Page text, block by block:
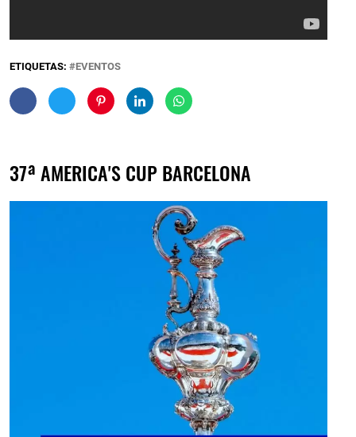
ETIQUETAS: EVENTOS
37ª AMERICA'S CUP BARCELONA